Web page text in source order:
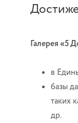
Галерея «5
в
базы
таких
др.